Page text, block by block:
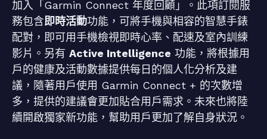
加入「Garmin Connect 年度回顧」。此項訂閱服
務包含即時活動功能，可將手機與相容的智慧手錶
配對，即可用手機檢視即時心率、配速及室內訓練
影片。另有 Active Intelligence 功能，將根據用
戶的健康及活動數據提供每日的個人化分析及建
議，隨著用戶使用 Garmin Connect + 的次數增
多，提供的建議會更加貼合用戶需求。未來也將陸
續開啟獨家新功能，幫助用戶更加了解自身狀況。